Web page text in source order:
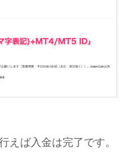
えば入金は完了です。